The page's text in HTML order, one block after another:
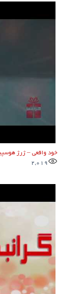
خود واقعی – ژرژ
2,019